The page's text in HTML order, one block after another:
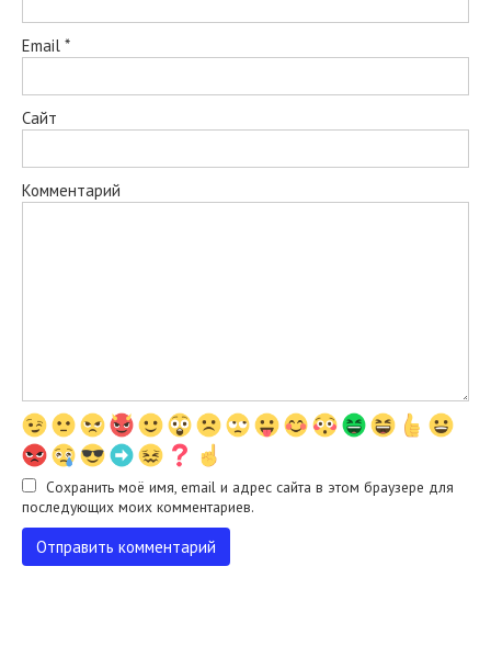
Email *
Сайт
Комментарий
Сохранить моё имя, email и адрес сайта в этом браузере для
последующих моих комментариев.